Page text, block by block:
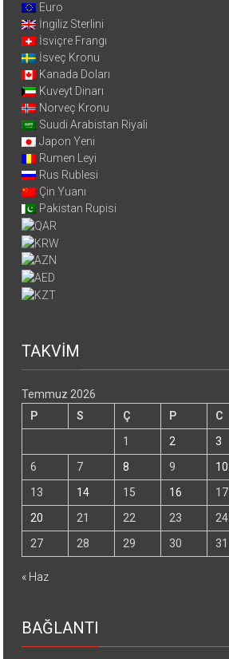
Euro
İngiliz Sterlini
İsviçre Frangı
İsveç Kronu
Kanada Doları
Kuveyt Dinarı
Norveç Kronu
Suudi Arabistan Riyali
Japon Yeni
Rumen Leyi
Rus Rublesi
Çin Yuanı
Pakistan Rupisi
TAKVİM
Temmuz 2026
P
S Ç P C
1
2 3
6
7 8 9 10
13
14 15 16 17
20
21 22 23 24
27
28 29 30 31
« Haz
BAĞLANTI